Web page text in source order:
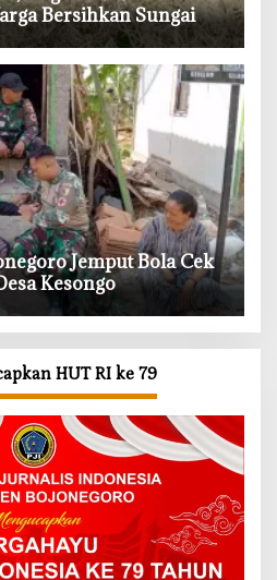
Bersihkan Sungai
Jemput Bola Cek
Kesongo
HUT RI ke 79